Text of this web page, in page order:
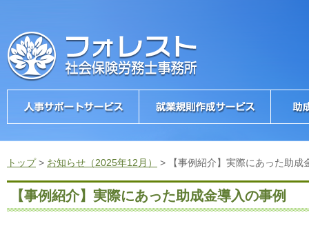
トップ> お知らせ（2025年12月） > 【事例紹介】実際にあった助成
【事例紹介】実際にあった助成金導入の事例